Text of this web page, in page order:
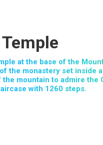
at the base of the
the monastery set inside
mountain to admire the
with 1260 steps.